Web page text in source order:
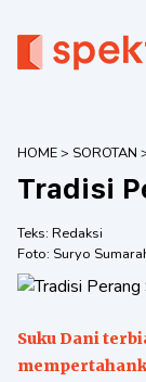
HOME> SOROTAN
Tradisi
Teks: Redaksi
Foto: Suryo
Suku Dani